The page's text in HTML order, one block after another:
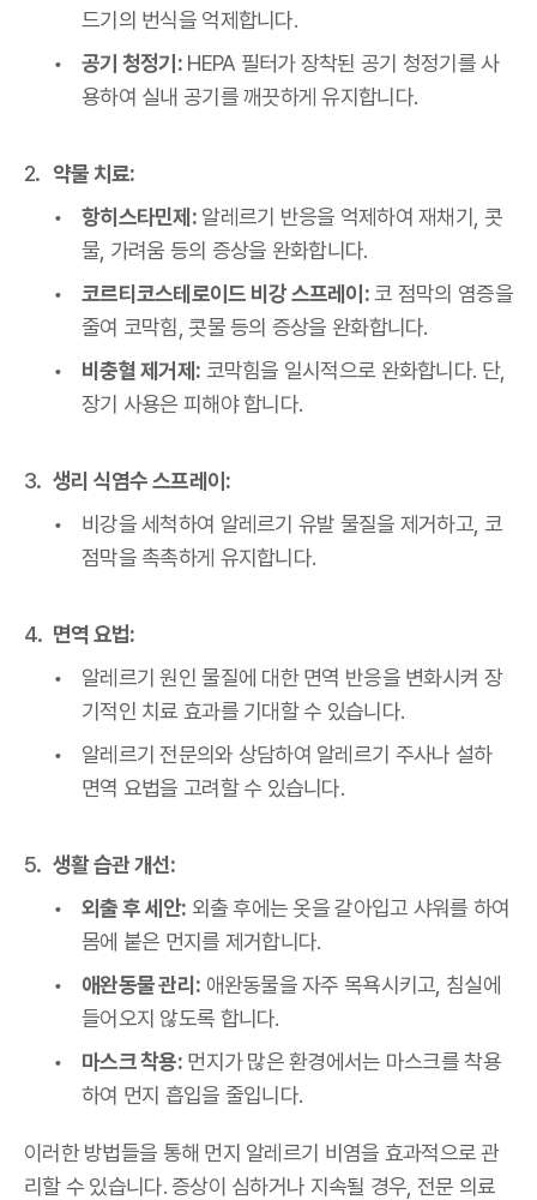
드기의 번식을 억제합니다.
공기 청정기:HEPA 필터가 장착된 공기 청정기를 사
용하여 실내 공기를 깨끗하게 유지합니다.
약물 치료:
항히스타민제:알레르기 반응을 억제하여 재채기, 콧
물, 가려움 등의 증상을 완화합니다.
코르티코스테로이드 비강 스프레이:코 점막의 염증을
줄여 코막힘, 콧물 등의 증상을 완화합니다.
비충혈 제거제: 코막힘을 일시적으로 완화합니다. 단,
장기 사용은 피해야 합니다.
생리 식염수 스프레이:
비강을 세척하여 알레르기 유발 물질을 제거하고, 코
점막을 촉촉하게 유지합니다.
면역 요법:
알레르기 원인 물질에 대한 면역 반응을 변화시켜 장
기적인 치료 효과를 기대할 수 있습니다.
알레르기 전문의와 상담하여 알레르기 주사나 설하
면역 요법을 고려할 수 있습니다.
생활 습관 개선:
외출 후 세안: 외출 후에는 옷을 갈아입고 샤워를 하여
몸에 붙은 먼지를 제거합니다.
애완동물 관리: 애완동물을 자주 목욕시키고, 침실에
들어오지 않도록 합니다.
마스크 착용:먼지가 많은 환경에서는 마스크를 착용
하여 먼지 흡입을 줄입니다.
이러한 방법들을 통해 먼지 알레르기 비염을 효과적으로 관
리할 수 있습니다. 증상이 심하거나 지속될 경우, 전문 의료